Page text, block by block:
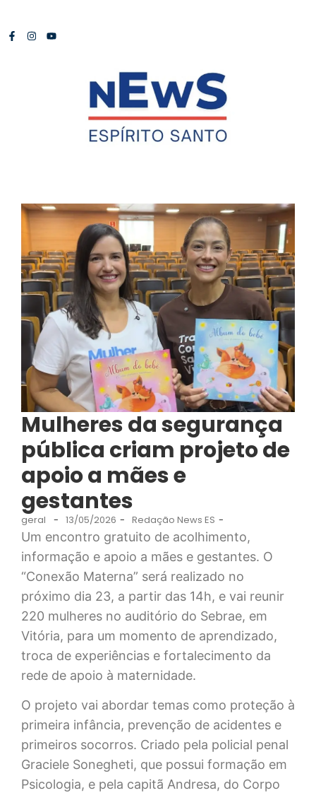
Mulheres da segurança
pública criam projeto de
apoio a mães e
gestantes
geral - 13/05/2026 - Redação News ES -
Um encontro gratuito de acolhimento,
informação e apoio a mães e gestantes. O
“Conexão Materna” será realizado no
próximo dia 23, a partir das 14h, e vai reunir
220 mulheres no auditório do Sebrae, em
Vitória, para um momento de aprendizado,
troca de experiências e fortalecimento da
rede de apoio à maternidade.
O projeto vai abordar temas como proteção à
primeira infância, prevenção de acidentes e
primeiros socorros. Criado pela policial penal
Graciele Sonegheti, que possui formação em
Psicologia, e pela capitã Andresa, do Corpo